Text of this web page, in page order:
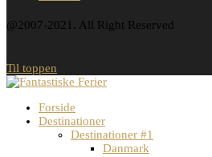
@2007-2021. All Right Reserved
Til toppen
Forside
Destinationer
Destinationer #1
Danmark